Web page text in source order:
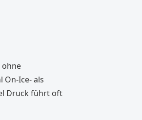
ohne
On-Ice- als
Druck führt oft